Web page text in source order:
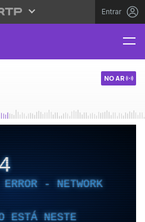
Entrar
NO AR
- NETWORK
ESTÁ NESTE